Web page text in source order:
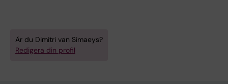
Är du Dimitri van Simaeys?
Redigera din profil